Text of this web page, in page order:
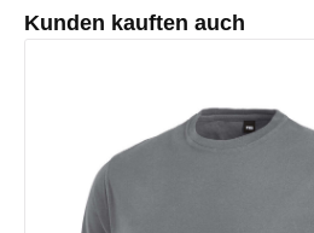
Produktgalerie überspringen
Kunden kauften auch